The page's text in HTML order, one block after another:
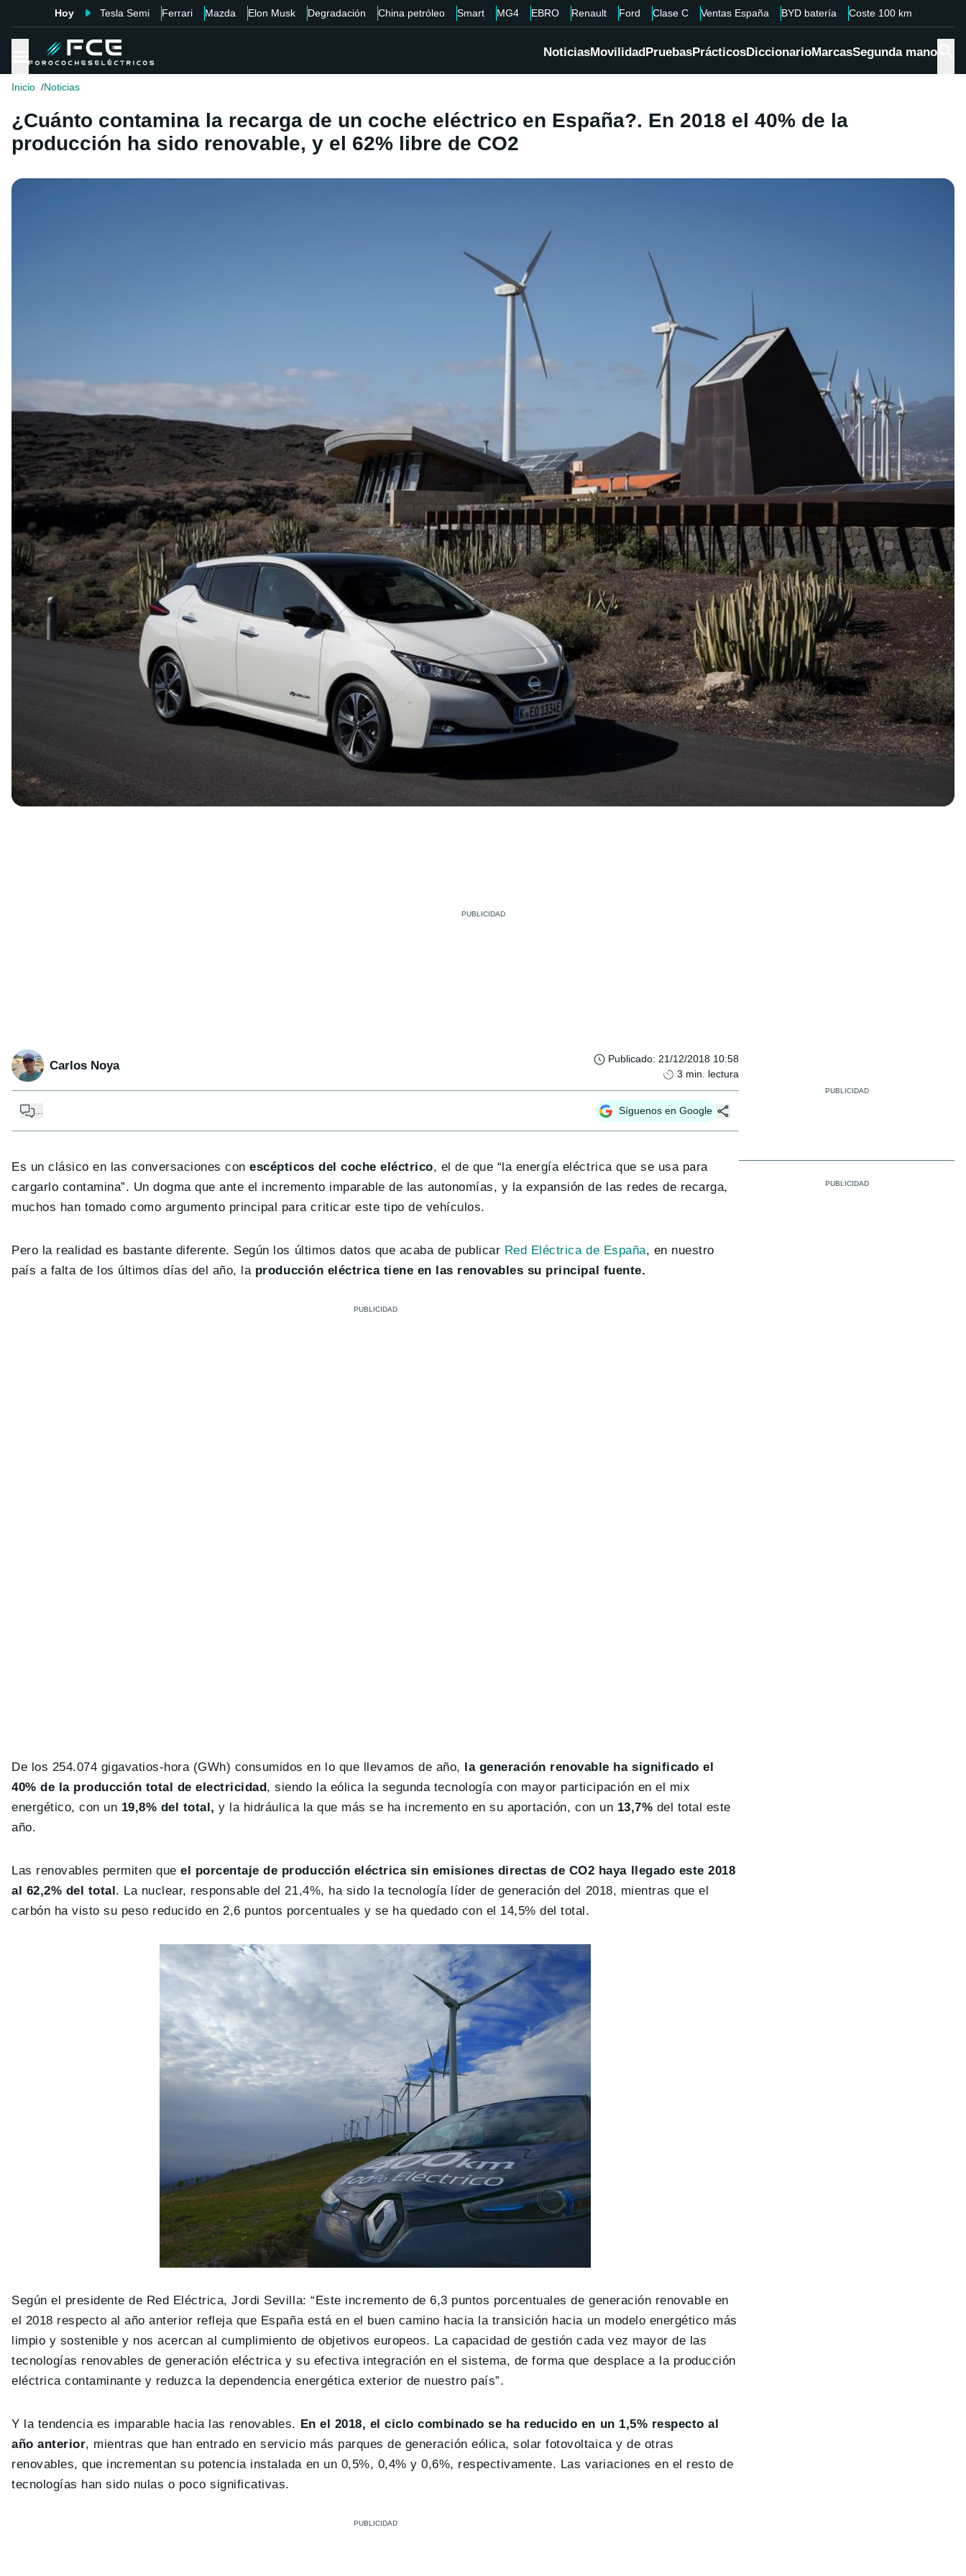
Hoy Tesla Semi Ferrari Mazda Elon Musk Degradación China petróleo Smart MG4 EBRO Renault Ford Clase C Ventas España BYD batería Coste 100 km
NoticiasMovilidadPruebasPrácticosDiccionarioMarcasSegunda mano
Inicio Noticias
¿Cuánto contamina la recarga de un coche eléctrico en España?. En 2018 el 40% de la
producción ha sido renovable, y el 62% libre de CO2
Carlos Noya Publicado: 21/12/2018 10:58
3 min. lectura
... Síguenos en Google
Es un clásico en las conversaciones conescépticos del coche eléctrico, el de que “la energía eléctrica que se usa para
cargarlo contamina”. Un dogma que ante el incremento imparable de las autonomías, y la expansión de las redes de recarga,
muchos han tomado como argumento principal para criticar este tipo de vehículos.
Pero la realidad es bastante diferente. Según los últimos datos que acaba de publicar Red Eléctrica de España, en nuestro
país a falta de los últimos días del año, la producción eléctrica tiene en las renovables su principal fuente.
De los 254.074 gigavatios-hora (GWh) consumidos en lo que llevamos de año,
la generación renovable ha significado el
40% de la producción total de electricidad , siendo la eólica la segunda tecnología con mayor participación en el mix
energético, con un 19,8% del total, y la hidráulica la que más se ha incremento en su aportación, con un 13,7% del total este
año.
Las renovables permiten queel porcentaje de producción eléctrica sin emisiones directas de CO2 haya llegado este 2018
al 62,2% del total . La nuclear, responsable del 21,4%, ha sido la tecnología líder de generación del 2018, mientras que el
carbón ha visto su peso reducido en 2,6 puntos porcentuales y se ha quedado con el 14,5% del total.
Según el presidente de Red Eléctrica, Jordi Sevilla: “Este incremento de 6,3 puntos porcentuales de generación renovable en
el 2018 respecto al año anterior refleja que España está en el buen camino hacia la transición hacia un modelo energético más
limpio y sostenible y nos acercan al cumplimiento de objetivos europeos. La capacidad de gestión cada vez mayor de las
tecnologías renovables de generación eléctrica y su efectiva integración en el sistema, de forma que desplace a la producción
eléctrica contaminante y reduzca la dependencia energética exterior de nuestro país”.
Y la tendencia es imparable hacia las renovables. En el 2018, el ciclo combinado se ha reducido en un 1,5% respecto al
año anterior, mientras que han entrado en servicio más parques de generación eólica, solar fotovoltaica y de otras
renovables, que incrementan su potencia instalada en un 0,5%, 0,4% y 0,6%, respectivamente. Las variaciones en el resto de
tecnologías han sido nulas o poco significativas.